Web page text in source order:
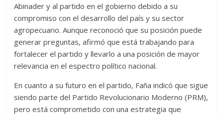
Abinader y al partido en el gobierno debido a su
compromiso con el desarrollo del país y su sector
agropecuario. Aunque reconoció que su posición puede
generar preguntas, afirmó que está trabajando para
fortalecer el partido y llevarlo a una posición de mayor
relevancia en el espectro político nacional.
En cuanto a su futuro en el partido, Faña indicó que sigue
siendo parte del Partido Revolucionario Moderno (PRM),
pero está comprometido con una estrategia que